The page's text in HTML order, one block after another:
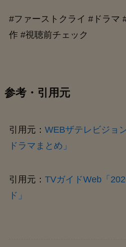
#ファーストクライ #ドラマ
作 #視聴前チェック
参考・引用元
引用元： WEBザテレビジョ
ドラマまとめ」
引用元： TVガイドWeb「
ド」